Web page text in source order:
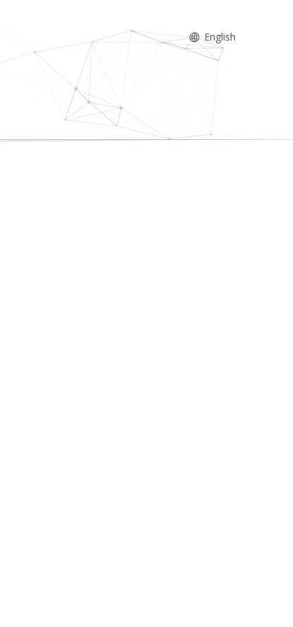
English